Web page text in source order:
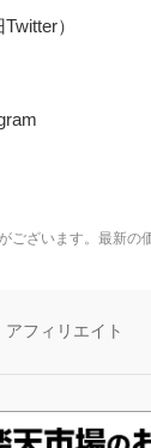
）
ざいます。最新の
アフィリエイト